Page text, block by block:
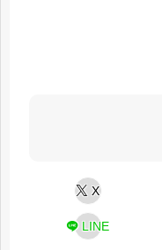
X
LINE